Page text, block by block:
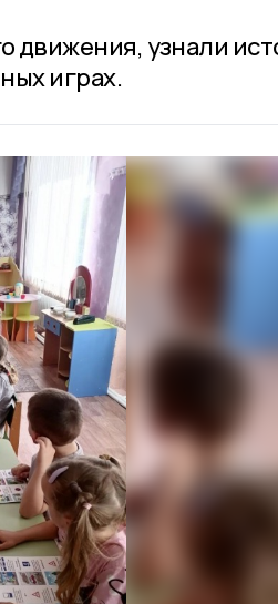
движения, узнали
играх.